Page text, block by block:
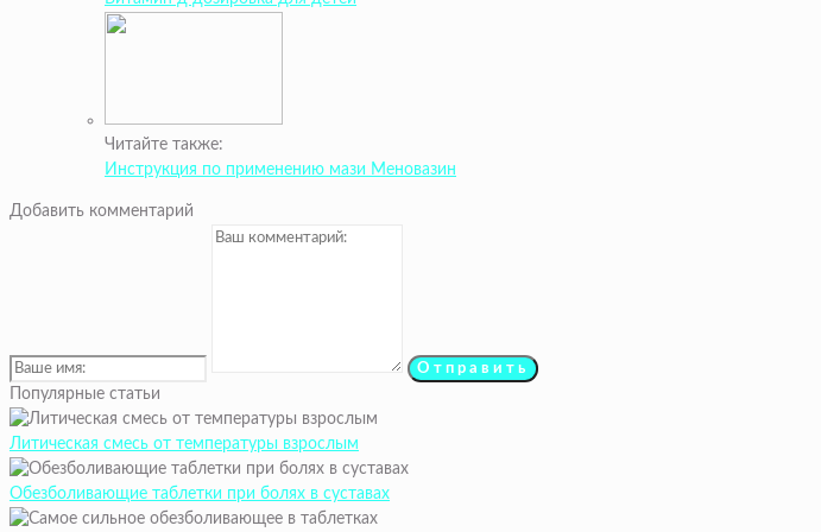
Читайте также:
Инструкция по применению мази Меновазин
Добавить комментарий
Популярные статьи
Литическая смесь от температуры взрослым
Обезболивающие таблетки при болях в суставах